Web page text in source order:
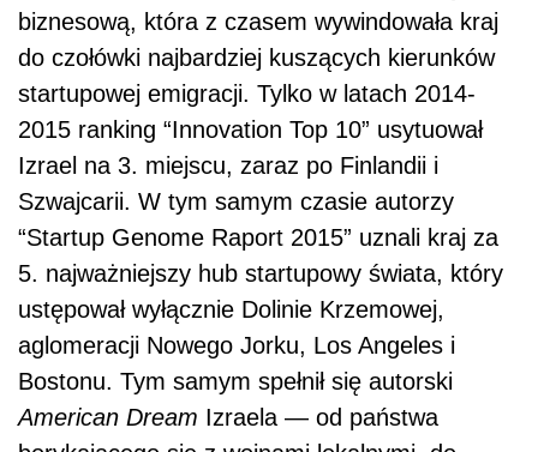
biznesową, która z czasem wywindowała kraj
do czołówki najbardziej kuszących kierunków
startupowej emigracji. Tylko w latach 2014-
2015 ranking “Innovation Top 10” usytuował
Izrael na 3. miejscu, zaraz po Finlandii i
Szwajcarii. W tym samym czasie autorzy
“Startup Genome Raport 2015” uznali kraj za
5. najważniejszy hub startupowy świata, który
ustępował wyłącznie Dolinie Krzemowej,
aglomeracji Nowego Jorku, Los Angeles i
Bostonu. Tym samym spełnił się autorski
American Dream Izraela — od państwa